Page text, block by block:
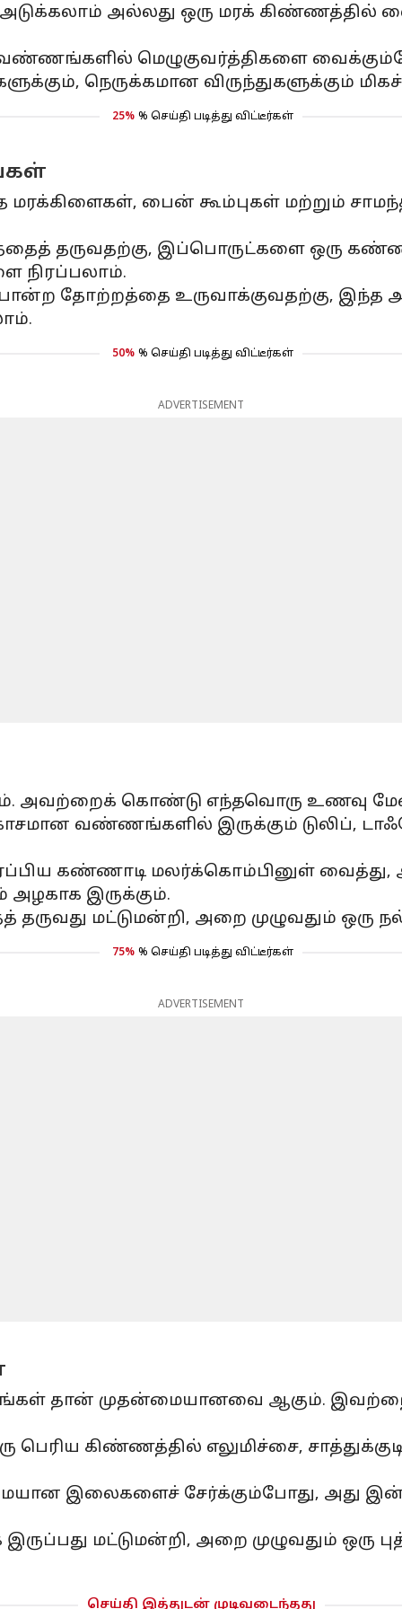
அடுக்கலாம் அல்லது ஒரு மரக்
மெழுகுவர்த்திகளை
நெருக்கமான விருந்துகளுக்கும்
25% % செய்தி படித்து விட்டீர்கள்
மரக்கிளைகள், பைன் கூம்புகள் மற்றும்
தருவதற்கு, இப்பொருட்களை ஒரு
நிரப்பலாம்.
தோற்றத்தை உருவாக்குவதற்கு, இந்த
50% % செய்தி படித்து விட்டீர்கள்
ADVERTISEMENT
அவற்றைக் கொண்டு எந்தவொரு உணவு
வண்ணங்களில் இருக்கும் டுலிப்,
கண்ணாடி மலர்க்கொம்பினுள் வைத்து,
இருக்கும்.
மட்டுமன்றி, அறை முழுவதும் ஒரு
75% % செய்தி படித்து விட்டீர்கள்
ADVERTISEMENT
தான் முதன்மையானவை ஆகும். இவற்றை
கிண்ணத்தில் எலுமிச்சை,
இலைகளைச் சேர்க்கும்போது, அது
மட்டுமன்றி, அறை முழுவதும் ஒரு
செய்தி இத்துடன் முடிவடைந்தது